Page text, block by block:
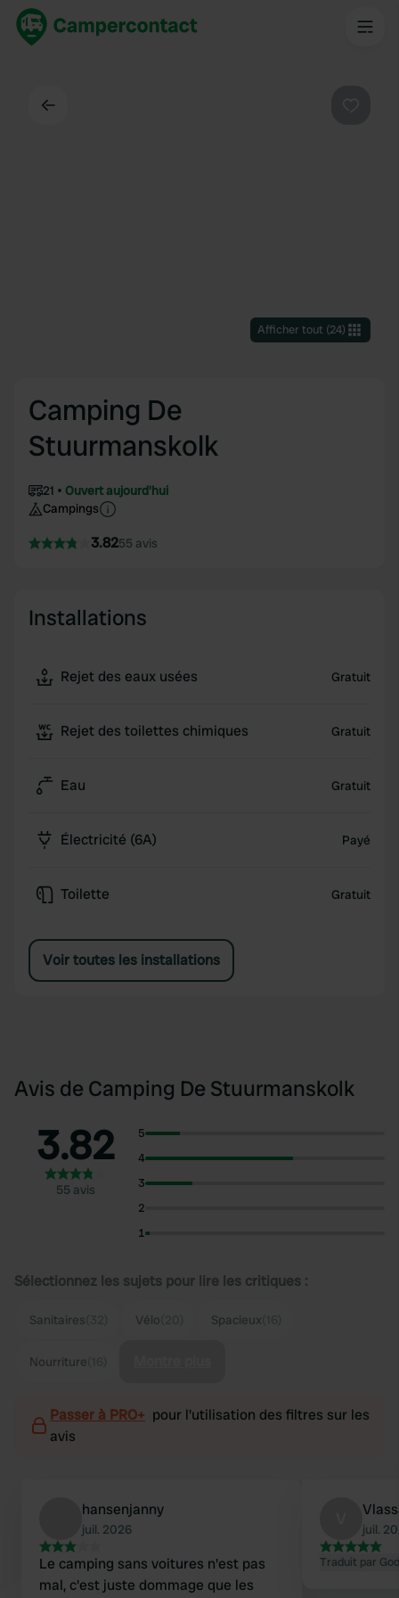
Afficher tout(24)
Camping De
Stuurmanskolk
21
Ouvert aujourd'hui
Campings
3.8255 avis
Installations
Rejet des eaux usées Gratuit
Rejet des toilettes chimiques Gratuit
Eau Gratuit
Électricité (6A) Payé
Toilette Gratuit
Voir toutes les installations
Avis de Camping De Stuurmanskolk
3.82
55 avis
5
4
3
2
1
Sélectionnez les sujets pour lire les critiques :
Sanitaires Vélo Spacieux
Nourriture
Passer à PRO+ pour l'utilisation des filtres sur les
avis
hansenjanny
juil. 2026
Le camping sans voitures n'est pas
mal, c'est juste dommage que les
juil.
Traduit par